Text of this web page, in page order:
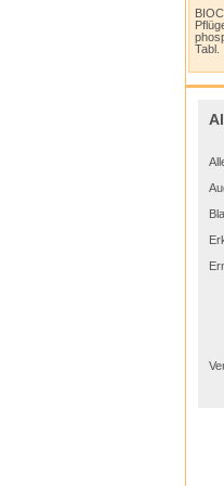
Tabl.